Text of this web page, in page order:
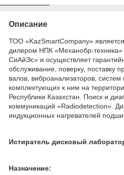
Описание
ТОО «KazSmartCompany»
дилером НПК «Механобр-
СиАйЭс» и осуществляет
обслуживание, поверку, поставку
валов, виброанализаторов, систем
комплектующих к ним на
Республики Казахстан. Поиск и
коммуникаций «Radiodetection».
индукционных нагревателей
Истиратель дисковый
Назначение: